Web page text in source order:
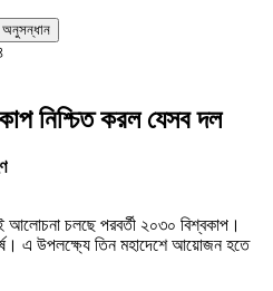
নিশ্চিত করল যেসব দল
চলছে পরবর্তী ২০৩০ বিশ্বকাপ।
এ উপলক্ষ্যে তিন মহাদেশে আয়োজন হতে